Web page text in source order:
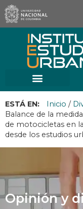
ESTÁ EN: Inicio /
Balance de la
de motocicletas en
desde los estudios
Opinión y